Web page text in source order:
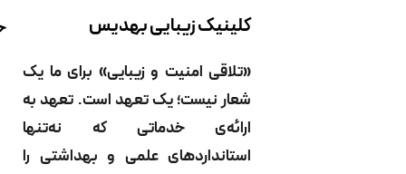
کلینیک زیبایی بهدیس
«تلاقی امنیت و زیبایی» برای ما یک
شعار نیست؛ یک تعهد است. تعهد به
ارائه‌ی خدماتی که نه‌تنها
استانداردهای علمی و بهداشتی را